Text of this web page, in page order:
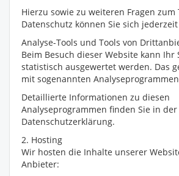
Hierzu sowie zu weiteren Fragen zum
Datenschutz können Sie sich
Analyse-Tools und Tools von
Beim Besuch dieser Website kann Ihr
statistisch ausgewertet werden. Das
mit sogenannten
Detaillierte Informationen zu diesen
Analyseprogrammen finden Sie in
Datenschutzerklärung.
2. Hosting
Wir hosten die Inhalte unserer
Anbieter: